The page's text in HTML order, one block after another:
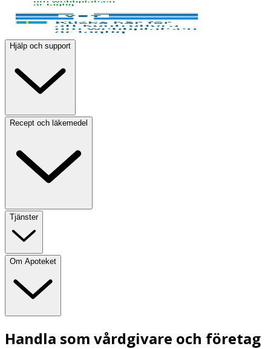
Hjälp och support
Recept och läkemedel
Tjänster
Om Apoteket
Handla som vårdgivare och företag